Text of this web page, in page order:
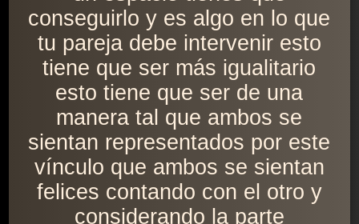
conseguirlo y es algo en lo que
tu pareja debe intervenir esto
tiene que ser más igualitario
esto tiene que ser de una
manera tal que ambos se
sientan representados por este
vínculo que ambos se sientan
felices contando con el otro y
considerando la parte